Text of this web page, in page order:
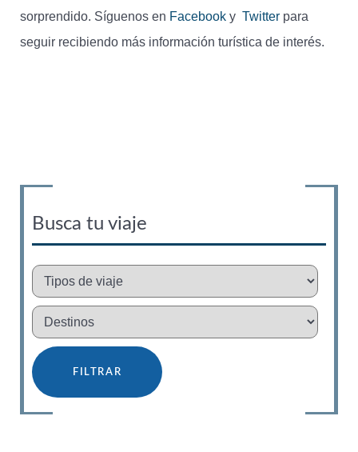
sorprendido. Síguenos en Facebook y Twitter para
seguir recibiendo más información turística de interés.
Busca tu viaje